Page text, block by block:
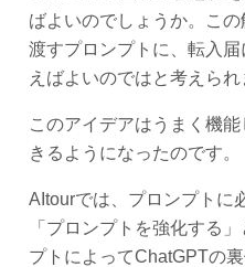
ばよいのでしょうか。こ
渡すプロンプトに、転入
えばよいのではと考えられ
このアイデアはうまく機
きるようになったのです。
AItourでは、プロンプトに
「プロンプトを強化する
プトによってChatGPTの